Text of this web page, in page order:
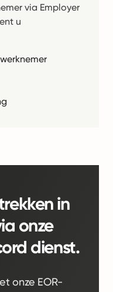
via Employer
u
in
onze
dienst.
onze EOR-